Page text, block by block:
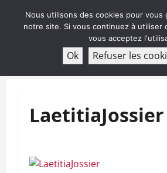
LaetitiaJossier
Nous utilisons des cookies pour
notre site. Si vous continuez à utiliser
vous acceptez
Ok Refuser les